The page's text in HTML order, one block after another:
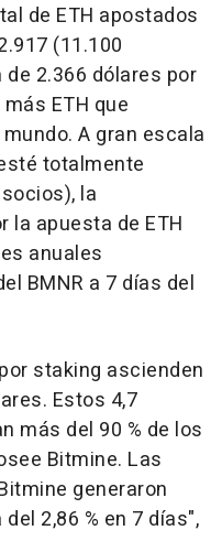
de ETH apostados
(11.100
2.366 dólares por
ETH que
A gran escala
totalmente
la
la apuesta de ETH
anuales
BMNR a 7 días del
staking ascienden
Estos 4,7
más del 90 % de los
Bitmine. Las
generaron
2,86 % en 7 días",